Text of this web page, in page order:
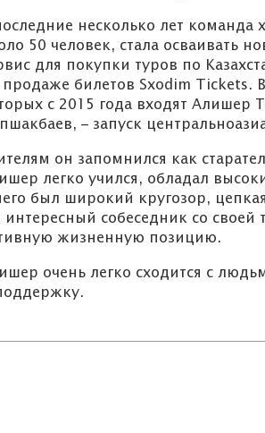
несколько лет команда
50 человек, стала осваивать
для покупки туров по
продаже билетов Sxodim Tickets.
с 2015 года входят Алишер
– запуск
он запомнился как
легко учился, обладал
был широкий кругозор,
интересный собеседник со
жизненную позицию.
очень легко сходится с